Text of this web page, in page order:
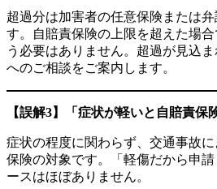
超過分は加害者の任意保険または
す。自賠責保険の上限を超えた場
う必要はありません。超過が見込
へのご相談をご案内します。
【誤解3】「症状が軽いと自賠責保
症状の程度に関わらず、交通事故
保険の対象です。「軽傷だから申
ースはほぼありません。